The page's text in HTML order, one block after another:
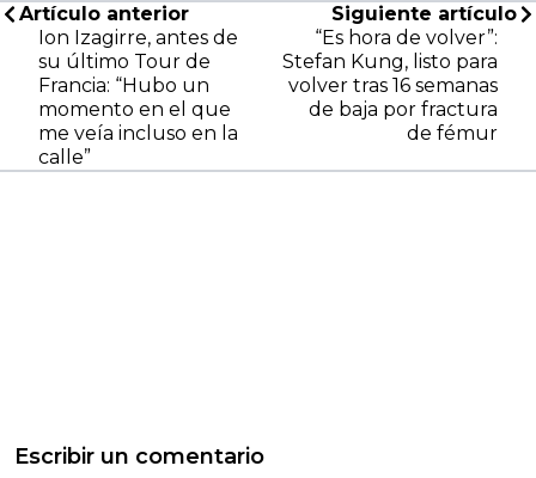
Artículo anterior
Ion Izagirre, antes de
su último Tour de
Francia: “Hubo un
momento en el que
me veía incluso en la
calle”
Siguiente artículo
“Es hora de volver”:
Stefan Kung, listo para
volver tras 16 semanas
de baja por fractura
de fémur
Escribir un comentario